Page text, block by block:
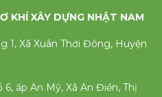
KHÍ XÂY DỰNG NHẬT NAM
1, Xã Xuân Thới Đông, Huyện
ấp An Mỹ, Xã An Điền, Thị